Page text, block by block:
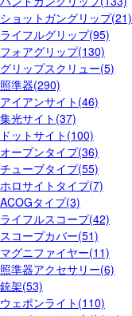
ショットガングリップ(21)
ライフルグリップ(95)
フォアグリップ(130)
グリップスクリュー(5)
照準器(290)
アイアンサイト(46)
集光サイト(37)
ドットサイト(100)
オープンタイプ(36)
チューブタイプ(55)
ホロサイトタイプ(7)
ACOGタイプ(3)
ライフルスコープ(42)
スコープカバー(51)
マグニファイヤー(11)
照準器アクセサリー(6)
銃架(53)
ウェポンライト(110)